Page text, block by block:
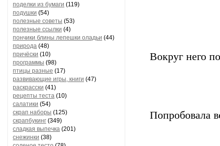
поделки из бумаги (119)
подушки (54)
полезные советы (53)
полезные ссылки (4)
пончики блины лепешки оладьи (44)
природа (48)
причёски (10)
программы (98)
птицы разные (17)
развивающие игры, книги (47)
раскрасски (41)
рецепты теста (10)
салатики (54)
скрап наборы (125)
скрапбукинг (349)
сладкая выпечка (201)
снежинки (38)
Вокруг него
Попробовала